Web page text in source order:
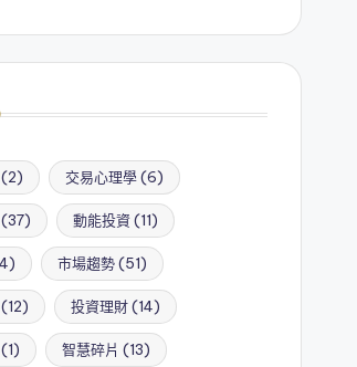
交易心理學(6)
動能投資(11)
市場趨勢(51)
投資理財(14)
智慧碎片 (13)